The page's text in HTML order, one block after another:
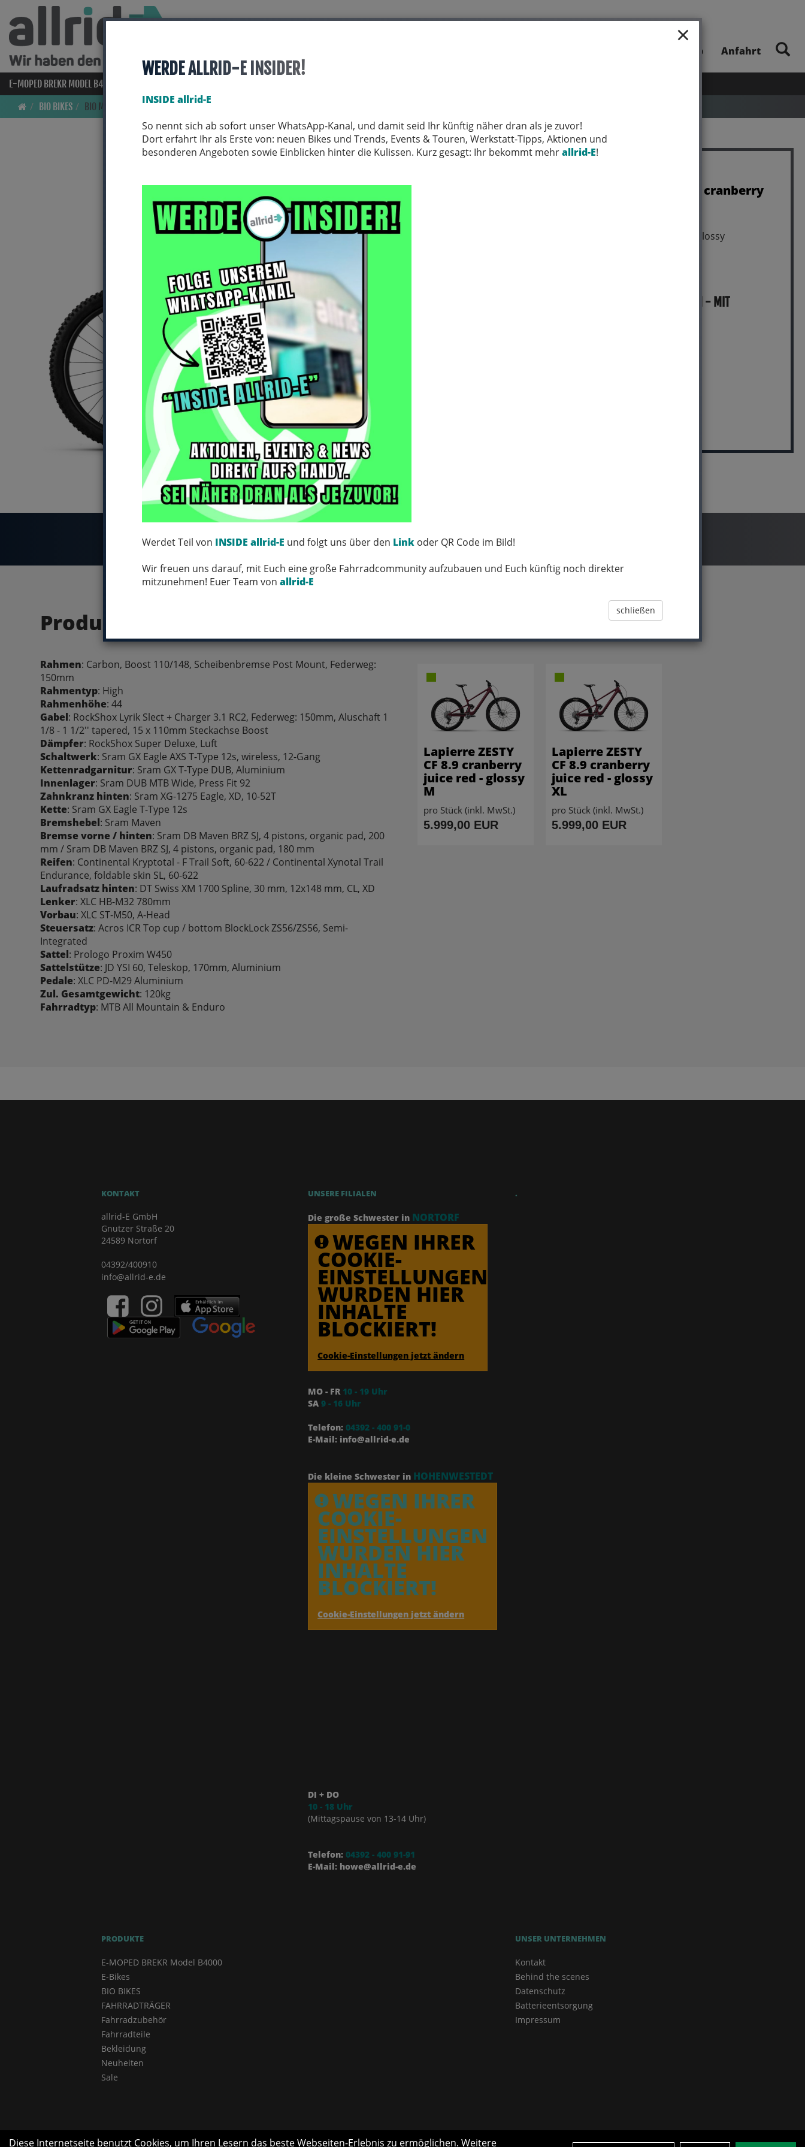
×
WERDE ALLRID-E INSIDER!
INSIDE allrid-E
So nennt sich ab sofort unser WhatsApp-Kanal, und damit seid Ihr künftig näher dran als je zuvor!
Dort erfahrt Ihr als Erste von: neuen Bikes und Trends, Events & Touren, Werkstatt-Tipps, Aktionen und
besonderen Angeboten sowie Einblicken hinter die Kulissen. Kurz gesagt: Ihr bekommt mehrallrid-E!
Werdet Teil von INSIDE allrid-E und folgt uns über den Link oder QR Code im Bild!
Wir freuen uns darauf, mit Euch eine große Fahrradcommunity aufzubauen und Euch künftig noch direkter
mitzunehmen! Euer Team von allrid-E
schließen
Unsere App Anfahrt
E-MOPED BREKR MODEL B4000
BIO BIKES
BIO MTB
Lapierre ZESTY CF 8.9 cranberry
Farbe: cranberry juice red - glossy
MICH KANNST DU BESTELLEN - MIT
FRAGEN ZUM ARTIKEL
Produktdetails
Rahmen: Carbon, Boost 110/148, Scheibenbremse Post Mount, Federweg:
150mm
Rahmentyp: High
Rahmenhöhe: 44
Gabel: RockShox Lyrik Slect + Charger 3.1 RC2, Federweg: 150mm, Aluschaft 1
1/8 - 1 1/2'' tapered, 15 x 110mm Steckachse Boost
Dämpfer: RockShox Super Deluxe, Luft
Schaltwerk: Sram GX Eagle AXS T-Type 12s, wireless, 12-Gang
Kettenradgarnitur: Sram GX T-Type DUB, Aluminium
Innenlager: Sram DUB MTB Wide, Press Fit 92
Zahnkranz hinten: Sram XG-1275 Eagle, XD, 10-52T
Kette: Sram GX Eagle T-Type 12s
Bremshebel: Sram Maven
Bremse vorne / hinten: Sram DB Maven BRZ SJ, 4 pistons, organic pad, 200
mm / Sram DB Maven BRZ SJ, 4 pistons, organic pad, 180 mm
Reifen: Continental Kryptotal - F Trail Soft, 60-622 / Continental Xynotal Trail
Endurance, foldable skin SL, 60-622
Laufradsatz hinten: DT Swiss XM 1700 Spline, 30 mm, 12x148 mm, CL, XD
Lenker: XLC HB-M32 780mm
Vorbau: XLC ST-M50, A-Head
Steuersatz: Acros ICR Top cup / bottom BlockLock ZS56/ZS56, Semi-
Integrated
Sattel: Prologo Proxim W450
Sattelstütze: JD YSI 60, Teleskop, 170mm, Aluminium
Pedale: XLC PD-M29 Aluminium
Zul. Gesamtgewicht: 120kg
Fahrradtyp: MTB All Mountain & Enduro
Lapierre ZESTY
CF 8.9 cranberry
juice red - glossy
M
pro Stück (inkl. MwSt.)
5.999,00 EUR
Lapierre ZESTY
CF 8.9 cranberry
juice red - glossy
XL
pro Stück (inkl. MwSt.)
5.999,00 EUR
KONTAKT
allrid-E GmbH
Gnutzer Straße 20
24589 Nortorf
04392/400910
info@allrid-e.de
UNSERE FILIALEN
Die große Schwester in NORTORF
WEGEN IHRER
COOKIE-
EINSTELLUNGEN
WURDEN HIER
INHALTE
BLOCKIERT!
Cookie-Einstellungen jetzt ändern
MO - FR 10 - 19 Uhr
SA9 - 16 Uhr
Telefon: 04392 - 400 91-0
E-Mail: info@allrid-e.de
Die kleine Schwester in HOHENWESTEDT
WEGEN IHRER
COOKIE-
EINSTELLUNGEN
WURDEN HIER
INHALTE
BLOCKIERT!
Cookie-Einstellungen jetzt ändern
DI + DO
10 - 18 Uhr
(Mittagspause von 13-14 Uhr)
Telefon: 04392 - 400 91-91
E-Mail: howe@allrid-e.de
.
PRODUKTE
E-MOPED BREKR Model B4000
E-Bikes
BIO BIKES
FAHRRADTRÄGER
Fahrradzubehör
Fahrradteile
Bekleidung
Neuheiten
Sale
UNSER UNTERNEHMEN
Kontakt
Behind the scenes
Datenschutz
Batterieentsorgung
Impressum
Diese Internetseite benutzt Cookies, um Ihren Lesern das beste Webseiten-Erlebnis zu ermöglichen. Weitere